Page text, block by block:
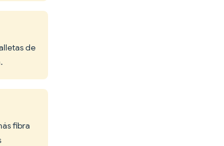
de
fibra